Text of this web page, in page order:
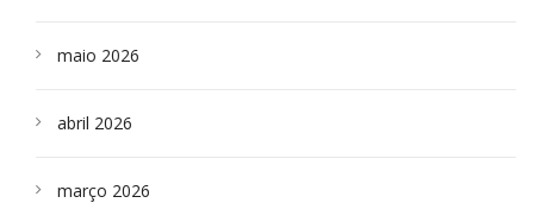
maio 2026
abril 2026
março 2026